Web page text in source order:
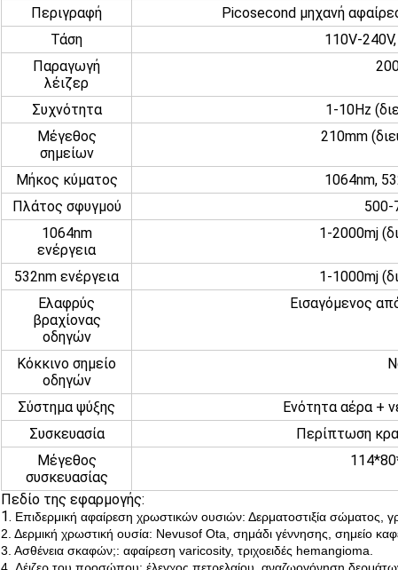
Περιγραφή
Picosecond μηχανή
Τάση
110V-
Παραγωγή
λέιζερ
Συχνότητα
1-10Hz
Μέγεθος
σημείων
210mm
Μήκος κύματος
1064nm,
Πλάτος σφυγμού
500-
1064nm
ενέργεια
1-2000mj
532nm ενέργεια
1-1000mj
Ελαφρύς
βραχίονας
οδηγών
Εισαγόμενος
Κόκκινο σημείο
οδηγών
Σύστημα ψύξης
Ενότητα αέρα +
Συσκευασία
Περίπτωση
Μέγεθος
συσκευασίας
Πεδίο της εφαρμογής:
1. Επιδερμική αφαίρεση χρωστικών ουσιών: Δερματοστιξία σώματος,
2. Δερμική χρωστική ουσία: Nevusof Ota, σημάδι γέννησης, σημείο
3. Ασθένεια σκαφών;: αφαίρεση varicosity, τριχοειδές hemangioma.